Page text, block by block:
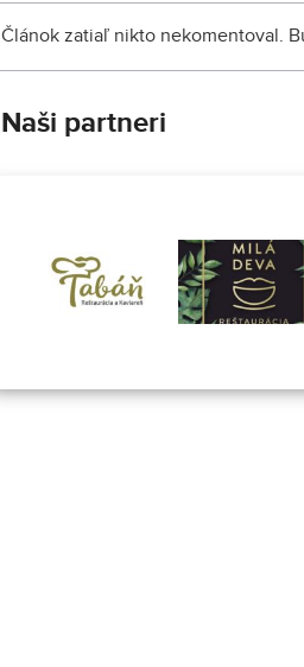
Článok zatiaľ nikto nekomentoval.
Naši partneri